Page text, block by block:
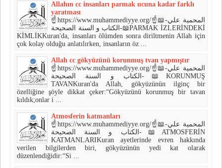
Allahın cc insanları parmak ucuna kadar farklı
yaratması
☝https://www.muhammediyye.org/☝📖-المحمية علي
الكتاب و السنة الصحيحة-📖PARMAK İZLERİNDEKİ
KİMLİKKuran'da, insanları ölümden sonra diriltmenin Allah için
çok kolay olduğu anlatılırken, insanların öz ...
Allah cc gökyüzünü korunmuş tvan yapmıştır
☝https://www.muhammediyye.org/☝📖-المحمية علي
الكتاب و السنة الصحيحة-📖KORUNMUŞ
TAVANKuran'da Allah, gökyüzünün ilginç bir
özelliğine şöyle dikkat çeker:“Gökyüzünü korunmuş bir tavan
kıldık;onlar i ...
Atmosferin katmanları
☝https://www.muhammediyye.org/☝📖-المحمية علي
الكتاب و السنة الصحيحة-📖ATMOSFERİN
KATMANLARIKuran ayetlerinde evren hakkında
verilen bilgilerden biri, gökyüzünün yedi kat olarak
düzenlendiğidir:“Si ...